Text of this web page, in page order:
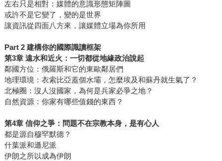
左右只是相對：媒體的意識形態矩陣圖
或許不是它變了，變的是世界
讓資訊從四面八方來，讓媒體立場為你所用
Part 2 建構你的國際識讀框架
第3章 遠水和近火：一切都從地緣政治說起
鄰國方位：俄羅斯和它的東歐鄰居們
地理環境：衣索比亞蓋個水壩，怎麼埃及和蘇丹就生氣了？
北極圈：沒人沒國家，為何是兵家必爭之地？
自然資源：你家有哪些值錢的東西？
第4章 信仰之爭：問題不在宗教本身，是有心人
都是源自穆罕默德？
什葉派和遜尼派
伊朗之所以成為伊朗